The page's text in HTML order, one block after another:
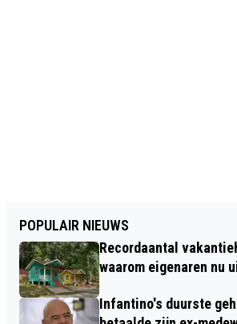
POPULAIR NIEUWS
Recordaantal
waarom eigenaren nu
Infantino's duurste